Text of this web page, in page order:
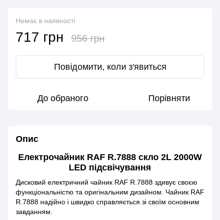
Немає в наявності
717 грн 956 грн
Повідомити, коли з'явиться
До обраного Порівняти
Опис
Електрочайник RAF R.7888 скло 2L 2000W
LED підсвічування
Дисковий електричний чайник RAF R.7888 здивує своєю
функціональністю та оригінальним дизайном. Чайник RAF
R.7888 надійно і швидко справляється зі своїм основним
завданням.